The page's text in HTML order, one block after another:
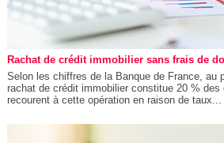
Rachat de crédit immobilier sans frais de
Selon les chiffres de la Banque de France, au
rachat de crédit immobilier constitue 20 % des
recourent à cette opération en raison de taux...